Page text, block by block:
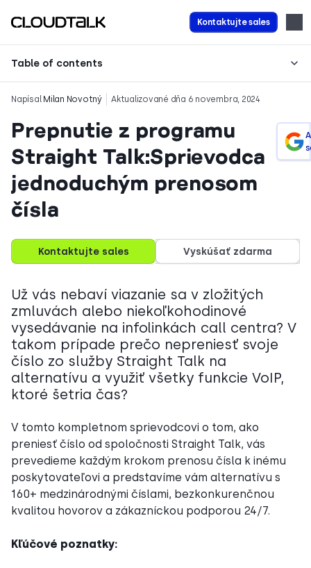
Kontaktujte sales
Table of contents
Napísal Milan Novotný Aktualizované dňa 6 novembra, 2024
Prepnutie z programu
Straight Talk:Sprievodca
jednoduchým prenosom
čísla
Kontaktujte sales Vyskúšať zdarma
Už vás nebaví viazanie sa v zložitých
zmluvách alebo niekoľkohodinové
vysedávanie na infolinkách call centra? V
takom prípade prečo nepreniesť svoje
číslo zo služby Straight Talk na
alternatívu a využiť všetky funkcie VoIP,
ktoré šetria čas?
V tomto kompletnom sprievodcovi o tom, ako
preniesť číslo od spoločnosti Straight Talk, vás
prevedieme každým krokom prenosu čísla k inému
poskytovateľovi a predstavíme vám alternatívu s
160+ medzinárodnými číslami, bezkonkurenčnou
kvalitou hovorov a zákazníckou podporou 24/7.
Kľúčové poznatky: